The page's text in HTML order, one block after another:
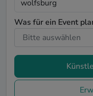
Was für ein Event